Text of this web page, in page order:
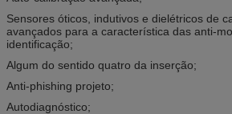
Sensores óticos, indutivos e dielétricos de
avançados para a característica das anti-
identificação;
Algum do sentido quatro da inserção;
Anti-phishing projeto;
Autodiagnóstico;